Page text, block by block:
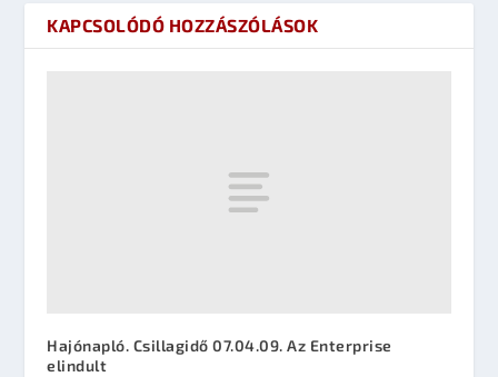
KAPCSOLÓDÓ HOZZÁSZÓLÁSOK
Hajónapló. Csillagidő 07.04.09. Az Enterprise
elindult